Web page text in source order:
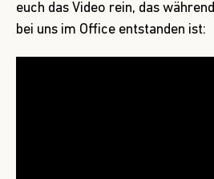
euch das Video rein, das
bei uns im Office entstanden ist: